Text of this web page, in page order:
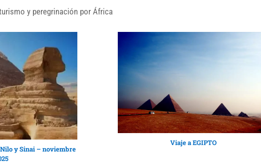
y peregrinación por África
y Sinai – noviembre
Viaje a EGIPTO